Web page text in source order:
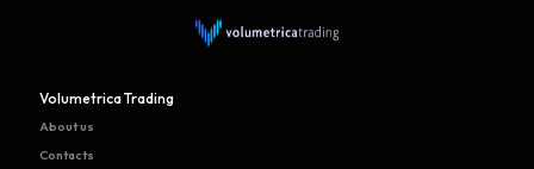
Volumetrica Trading
About us
Contacts